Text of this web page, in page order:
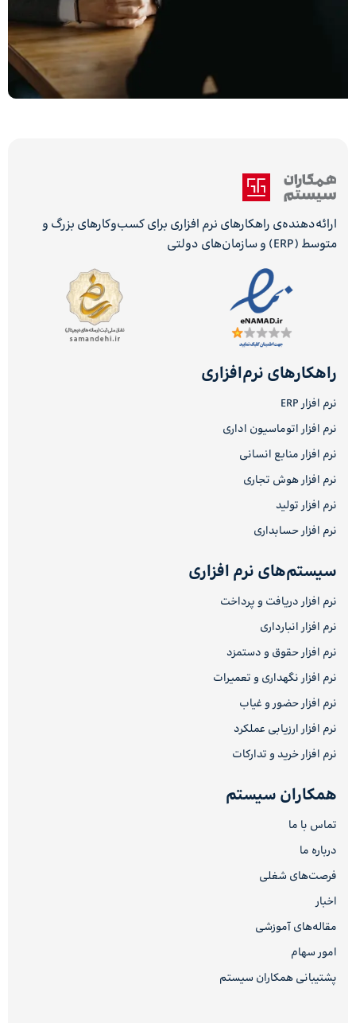
ارائه‌دهنده‌ی راهکارهای نرم افزاری برای کسب‌وکارهای بزرگ و
متوسط (ERP) و سازمان‌های دولتی
راهکارهای نرم‌افزاری
نرم افزار ERP
نرم افزار اتوماسیون اداری
نرم افزار منابع انسانی
نرم افزار هوش تجاری
نرم افزار تولید
نرم افزار حسابداری
سیستم‌های نرم افزاری
نرم افزار دریافت و پرداخت
نرم افزار انبارداری
نرم افزار حقوق و دستمزد
نرم افزار نگهداری و تعمیرات
نرم افزار حضور و غیاب
نرم افزار ارزیابی عملکرد
نرم افزار خرید و تدارکات
همکاران سیستم
تماس با ما
درباره ما
فرصت‌های شغلی
اخبار
مقاله‌های آموزشی
امور سهام
پشتیبانی همکاران سیستم